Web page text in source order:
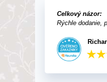
Celkový názor:
Rýchle dodanie,